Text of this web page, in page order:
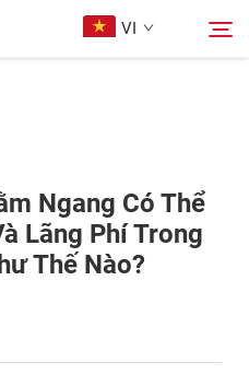
VI
Ngang Có Thể
Lãng Phí Trong
Thế Nào?